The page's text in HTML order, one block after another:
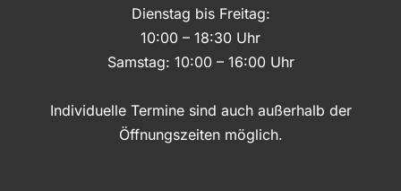
Dienstag bis Freitag:
10:00 – 18:30 Uhr
Samstag: 10:00 – 16:00 Uhr
Individuelle Termine sind auch außerhalb der
Öffnungszeiten möglich.